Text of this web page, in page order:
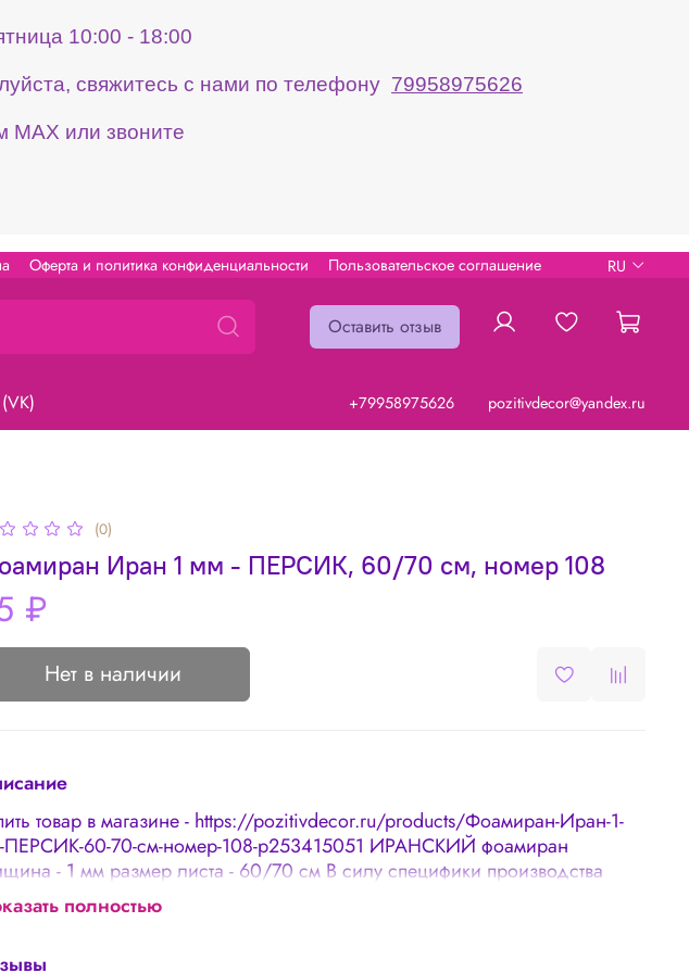
10:00 - 18:00
свяжитесь с нами по телефону 79958975626
МАХ или звоните
Оферта и политика конфиденциальности Пользовательское соглашение RU
Оставить отзыв
+79958975626 pozitivdecor@yandex.ru
(0)
Иран 1 мм - ПЕРСИК, 60/70 см, номер 108
₽
Нет в наличии
товар в магазине - https://pozitivdecor.ru/products/Фоамиран-Иран-1-
60-70-см-номер-108-p253415051 ИРАНСКИЙ фоамиран
- 1 мм размер листа - 60/70 см В силу специфики производства
считается допустимым: 🌸 Наличие неровных краев 🌸
в толщине 0,1-0,3 мм 🌸 Оттенки в разных партиях могут
полностью